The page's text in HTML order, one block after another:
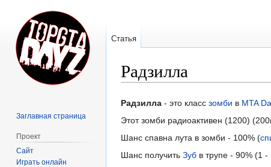
Радзилла
Перейти
навигации
Перейти
поиску
Радзилла - это класс зомби в MTA
Этот зомби радиоактивен (1200)
Шанс спавна лута в зомби - 100% (
Шанс получить Зуб в трупе - 90% (1 -
Статья
Заглавная страница
Проект
Сайт
Играть онлайн